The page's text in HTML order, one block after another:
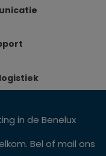
in de Benelux
Bel of mail ons